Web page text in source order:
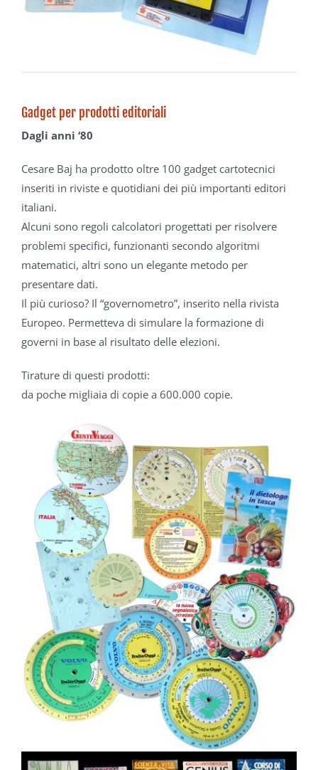
Gadget per prodotti editoriali
Dagli anni ‘80
Cesare Baj ha prodotto oltre 100 gadget cartotecnici
inseriti in riviste e quotidiani dei più importanti editori
italiani.
Alcuni sono regoli calcolatori progettati per risolvere
problemi specifici, funzionanti secondo algoritmi
matematici, altri sono un elegante metodo per
presentare dati.
Il più curioso? Il “governometro”, inserito nella rivista
Europeo. Permetteva di simulare la formazione di
governi in base al risultato delle elezioni.
Tirature di questi prodotti:
da poche migliaia di copie a 600.000 copie.